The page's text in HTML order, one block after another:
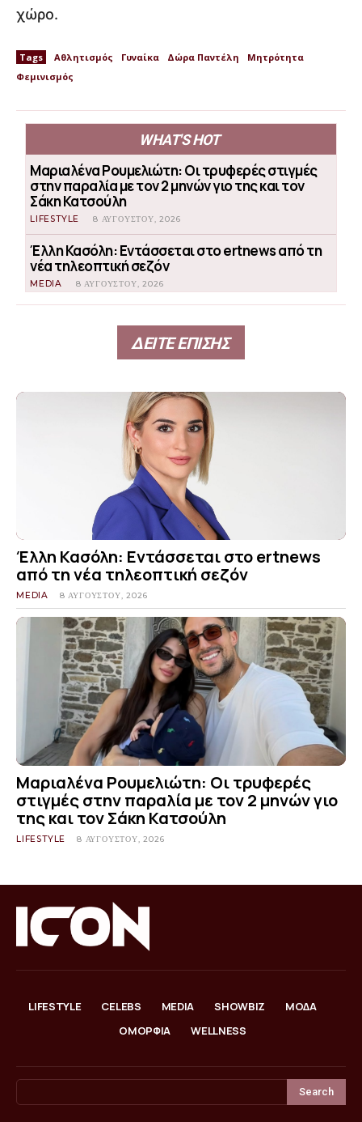
χώρο.
Tags Αθλητισμός Γυναίκα Δώρα Παντέλη
Μητρότητα
Φεμινισμός
WHAT'S HOT
Μαριαλένα Ρουμελιώτη: Οι τρυφερές στιγμές
στην παραλία με τον 2 μηνών γιο της και τον
Σάκη Κατσούλη
LIFESTYLE 8 ΑΥΓΟΎΣΤΟΥ, 2026
Έλλη Κασόλη: Εντάσσεται στο ertnews από τη
νέα τηλεοπτική σεζόν
MEDIA 8 ΑΥΓΟΎΣΤΟΥ, 2026
ΔΕΙΤΕ ΕΠΙΣΗΣ
Έλλη Κασόλη: Εντάσσεται στο ertnews
από τη νέα τηλεοπτική σεζόν
MEDIA 8 ΑΥΓΟΎΣΤΟΥ, 2026
Μαριαλένα Ρουμελιώτη: Οι τρυφερές
στιγμές στην παραλία με τον 2 μηνών γιο
της και τον Σάκη Κατσούλη
LIFESTYLE 8 ΑΥΓΟΎΣΤΟΥ, 2026
LIFESTYLE CELEBS MEDIA SHOWBIZ
ΜΟΔΑ
ΟΜΟΡΦΙΑ
WELLNESS
Search